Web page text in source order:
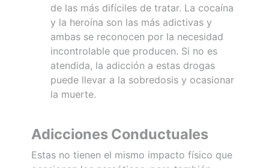
de las más difíciles de tratar. La cocaína
y la heroína son las más adictivas y
ambas se reconocen por la necesidad
incontrolable que producen. Si no es
atendida, la adicción a estas drogas
puede llevar a la sobredosis y ocasionar
la muerte.
Adicciones Conductuales
Estas no tienen el mismo impacto físico que